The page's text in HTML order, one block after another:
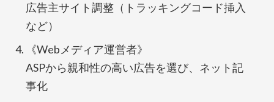
広告主サイト調整（トラッキングコード挿入
など）
《Webメディア運営者》
ASPから親和性の高い広告を選び、ネット記
事化